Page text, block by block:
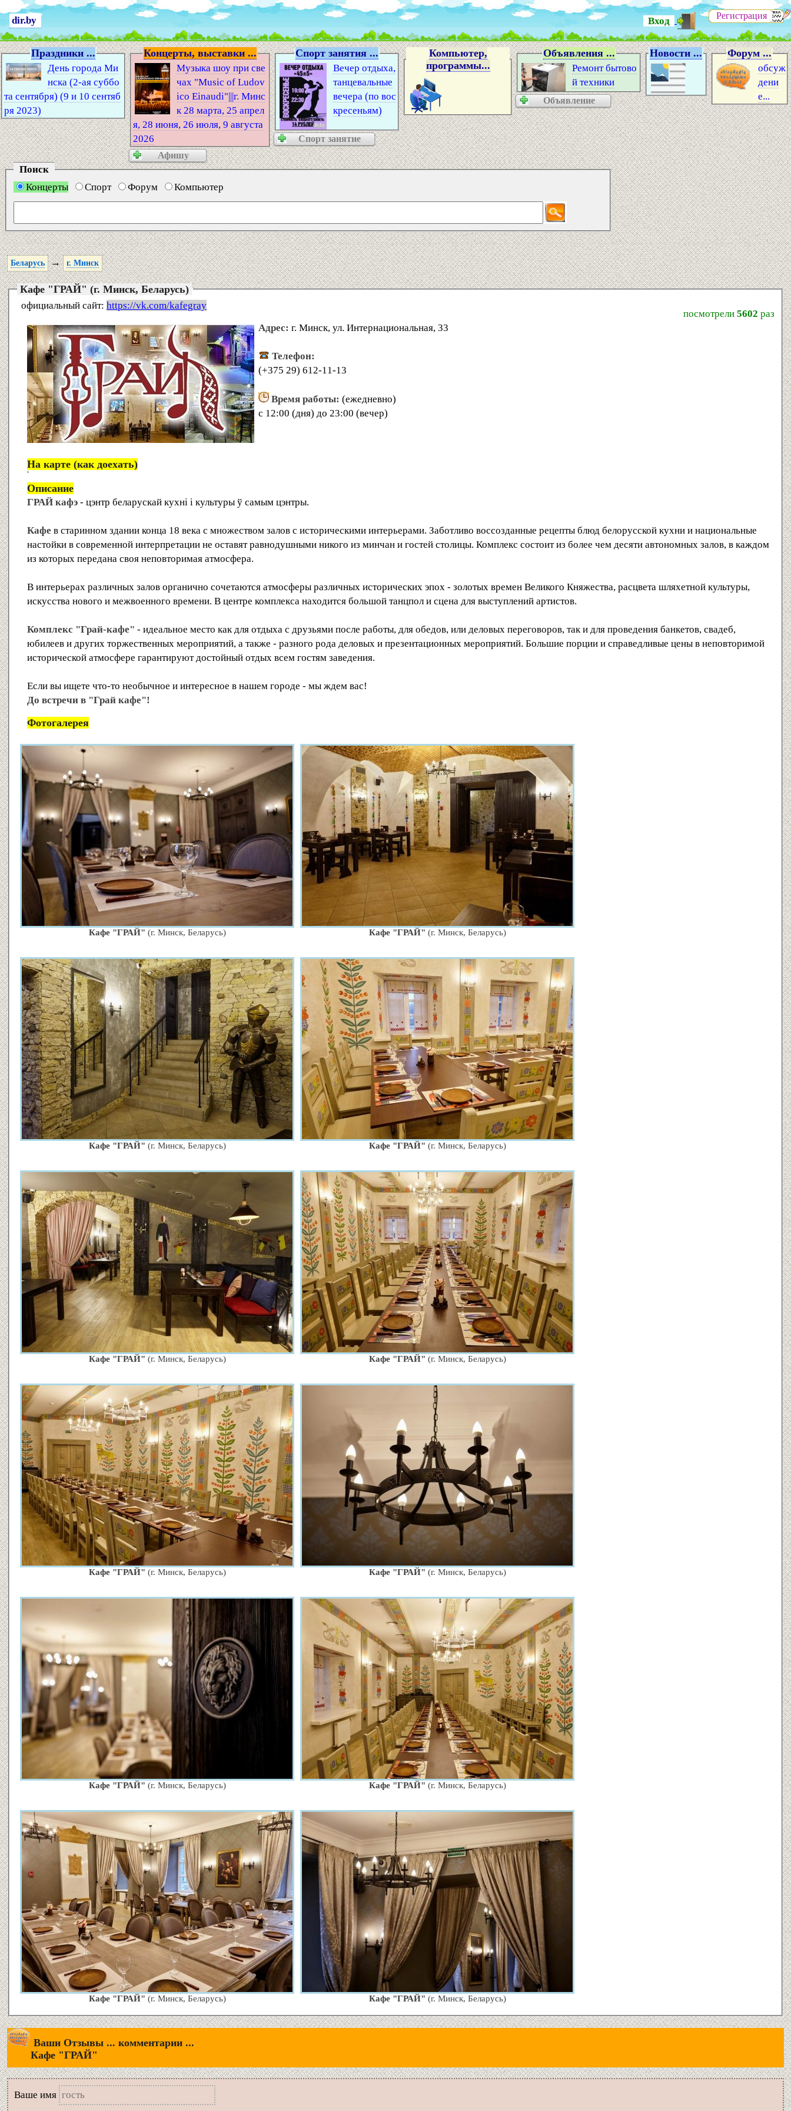
dir.by Вход Регистрация
Праздники ...
День города Ми
нска (2-ая суббо
та сентября) (9 и 10 сентяб
ря 2023)
Концерты, выставки ...
Музыка шоу при све
чах "Music of Ludov
ico Einaudi"|||г. Минс
к 28 марта, 25 апрел
я, 28 июня, 26 июля, 9 августа
2026
Афишу
Спорт занятия ...
Вечер отдыха,
танцевальные
вечера (по вос
кресеньям)
Спорт занятие
Компьютер,
программы...
Объявления ...
Ремонт бытово
й техники
Объявление
Новости ... Форум ...
обсуж
дени
е...
Поиск
Концерты
Спорт Форум Компьютер
Беларусь → г. Минск
Кафе "ГРАЙ" (г. Минск, Беларусь)
официальный сайт: https://vk.com/kafegray
посмотрели 5602 раз
Адрес: г. Минск, ул. Интернациональная, 33
Телефон:
(+375 29) 612-11-13
Время работы: (ежедневно)
с 12:00 (дня) до 23:00 (вечер)
На карте (как доехать)
Описание
ГРАЙ кафэ - цэнтр беларускай кухні і культуры ў самым цэнтры.
Кафе в старинном здании конца 18 века с множеством залов с историческими интерьерами. Заботливо воссозданные рецепты блюд белорусской кухни и национальные
настойки в современной интерпретации не оставят равнодушными никого из минчан и гостей столицы. Комплекс состоит из более чем десяти автономных залов, в каждом
из которых передана своя неповторимая атмосфера.
В интерьерах различных залов органично сочетаются атмосферы различных исторических эпох - золотых времен Великого Княжества, расцвета шляхетной культуры,
искусства нового и межвоенного времени. В центре комплекса находится большой танцпол и сцена для выступлений артистов.
Комплекс "Грай-кафе" - идеальное место как для отдыха с друзьями после работы, для обедов, или деловых переговоров, так и для проведения банкетов, свадеб,
юбилеев и других торжественных мероприятий, а также - разного рода деловых и презентационных мероприятий. Большие порции и справедливые цены в неповторимой
исторической атмосфере гарантируют достойный отдых всем гостям заведения.
Если вы ищете что-то необычное и интересное в нашем городе - мы ждем вас!
До встречи в "Грай кафе"!
Фотогалерея
Кафе "ГРАЙ" (г. Минск, Беларусь) Кафе "ГРАЙ" (г. Минск, Беларусь)
Кафе "ГРАЙ" (г. Минск, Беларусь) Кафе "ГРАЙ" (г. Минск, Беларусь)
Кафе "ГРАЙ" (г. Минск, Беларусь) Кафе "ГРАЙ" (г. Минск, Беларусь)
Кафе "ГРАЙ" (г. Минск, Беларусь) Кафе "ГРАЙ" (г. Минск, Беларусь)
Кафе "ГРАЙ" (г. Минск, Беларусь) Кафе "ГРАЙ" (г. Минск, Беларусь)
Кафе "ГРАЙ" (г. Минск, Беларусь) Кафе "ГРАЙ" (г. Минск, Беларусь)
Ваши Отзывы ... комментарии ...
Кафе "ГРАЙ"
Вашe имя